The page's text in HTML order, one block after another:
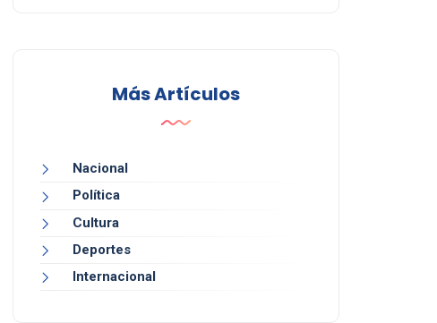
Más Artículos
Nacional
Política
Cultura
Deportes
Internacional